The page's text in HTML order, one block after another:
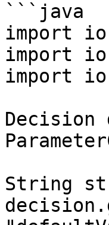
```java
import
import
import
String